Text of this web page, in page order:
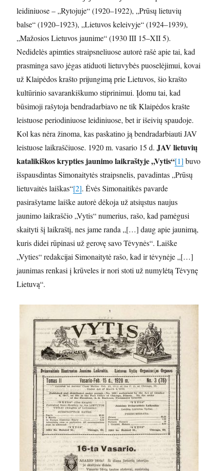
leidiniuose – „Rytojuje“ (1920–1922), „Prūsų lietuvių
balse“ (1920–1923), „Lietuvos keleivyje“ (1924–1939),
„Mažosios Lietuvos jaunime“ (1930 III 15–XII 5).
Nedidelės apimties straipsneliuose autorė rašė apie tai, kad
prasminga savo jėgas atiduoti lietuvybės puoselėjimui, kovai
už Klaipėdos krašto prijungimą prie Lietuvos, šio krašto
kultūrinio savarankiškumo stiprinimui. Įdomu tai, kad
būsimoji rašytoja bendradarbiavo ne tik Klaipėdos krašte
leistuose periodiniuose leidiniuose, bet ir išeivių spaudoje.
Kol kas nėra žinoma, kas paskatino ją bendradarbiauti JAV
leistuose laikraščiuose. 1920 m. vasario 15 d.JAV lietuvių
katalikiškos krypties jaunimo laikraštyje „Vytis“[1] buvo
išspausdintas Simonaitytės straipsnelis, pavadintas „Prūsų
lietuvaitės laiškas“[2]. Ėvės Simonaitikės pavarde
pasirašytame laiške autorė dėkoja už atsiųstus naujus
jaunimo laikraščio „Vytis“ numerius, rašo, kad pamėgusi
skaityti šį laikraštį, nes jame randa „[…] daug apie jaunimą,
kuris didei rūpinasi už gerovę savo Tėvynės“. Laiške
„Vyties“ redakcijai Simonaitytė rašo, kad ir tėvynėje „[…]
jaunimas renkasi į krūveles ir nori stoti už numylėtą Tėvynę
Lietuvą“.